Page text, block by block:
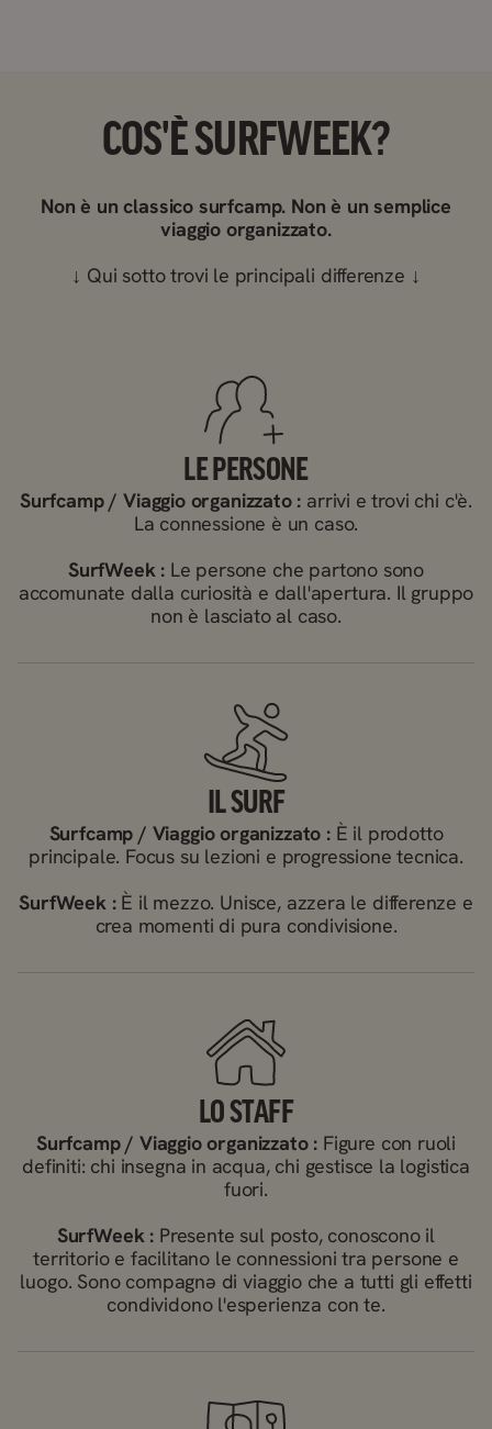
COS'È SURFWEEK?
Non è un classico surfcamp. Non è un semplice
viaggio organizzato.
↓ Qui sotto trovi le principali differenze ↓
LE PERSONE
Surfcamp / Viaggio organizzato : arrivi e trovi chi c'è.
La connessione è un caso.
SurfWeek : Le persone che partono sono
accomunate dalla curiosità e dall'apertura. Il gruppo
non è lasciato al caso.
IL SURF
Surfcamp / Viaggio organizzato :È il prodotto
principale. Focus su lezioni e progressione tecnica.
SurfWeek :È il mezzo. Unisce, azzera le differenze e
crea momenti di pura condivisione.
LO STAFF
Surfcamp / Viaggio organizzato : Figure con ruoli
definiti: chi insegna in acqua, chi gestisce la logistica
fuori.
SurfWeek : Presente sul posto, conoscono il
territorio e facilitano le connessioni tra persone e
luogo. Sono compagnə di viaggio che a tutti gli effetti
condividono l'esperienza con te.